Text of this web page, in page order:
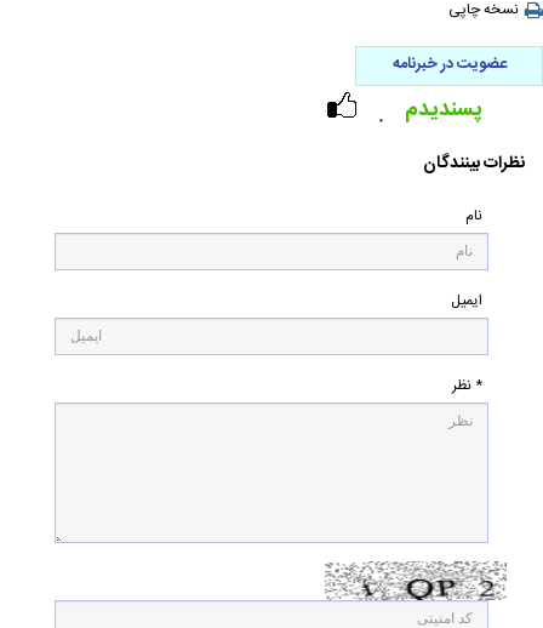
نسخه چاپی
عضویت در خبرنامه
۰ پسندیدم
نظرات بینندگان
نام
ایمیل
* نظر